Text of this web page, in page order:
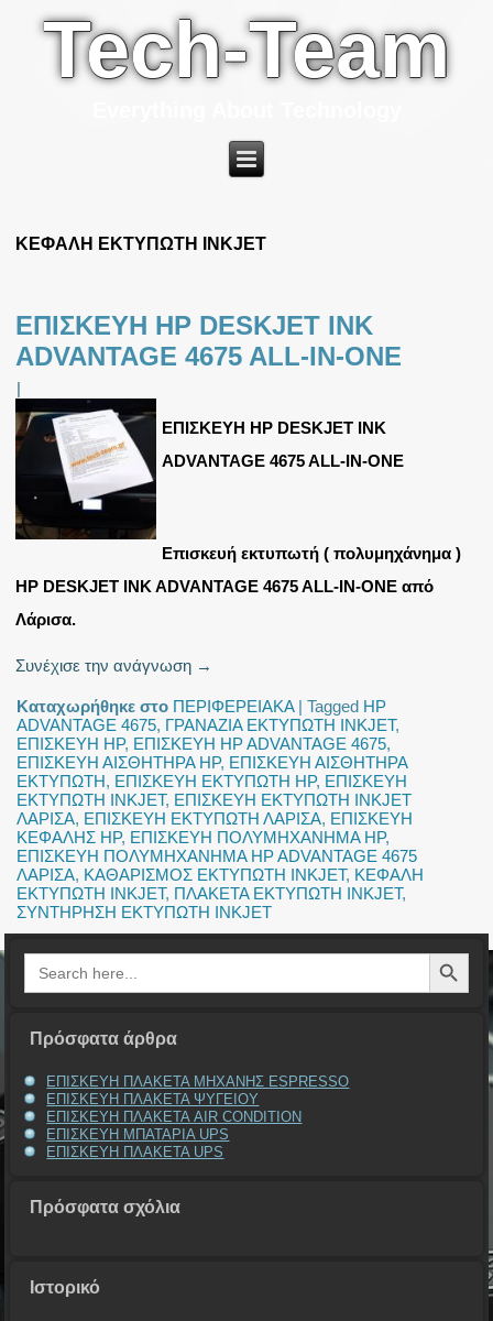
Tech-Team
ΚΕΦΑΛΗ ΕΚΤΥΠΩΤΗ INKJET
ΕΠΙΣΚΕΥΗ HP DESKJET INK
ADVANTAGE 4675 ALL-IN-ONE
|
ΕΠΙΣΚΕΥΗ HP DESKJET INK
ADVANTAGE 4675 ALL-IN-ONE
Επισκευή εκτυπωτή ( πολυμηχάνημα )
HP DESKJET INK ADVANTAGE 4675 ALL-IN-ONE από
Λάρισα.
Συνέχισε την ανάγνωση →
Καταχωρήθηκε στο ΠΕΡΙΦΕΡΕΙΑΚΑ|Tagged HP
ADVANTAGE 4675, ΓΡΑΝΑΖΙΑ ΕΚΤΥΠΩΤΗ INKJET,
ΕΠΙΣΚΕΥΗ HP, ΕΠΙΣΚΕΥΗ HP ADVANTAGE 4675,
ΕΠΙΣΚΕΥΗ ΑΙΣΘΗΤΗΡΑ HP, ΕΠΙΣΚΕΥΗ ΑΙΣΘΗΤΗΡΑ
ΕΚΤΥΠΩΤΗ, ΕΠΙΣΚΕΥΗ ΕΚΤΥΠΩΤΗ HP, ΕΠΙΣΚΕΥΗ
ΕΚΤΥΠΩΤΗ INKJET, ΕΠΙΣΚΕΥΗ ΕΚΤΥΠΩΤΗ INKJET
ΛΑΡΙΣΑ, ΕΠΙΣΚΕΥΗ ΕΚΤΥΠΩΤΗ ΛΑΡΙΣΑ, ΕΠΙΣΚΕΥΗ
ΚΕΦΑΛΗΣ HP, ΕΠΙΣΚΕΥΗ ΠΟΛΥΜΗΧΑΝΗΜΑ HP,
ΕΠΙΣΚΕΥΗ ΠΟΛΥΜΗΧΑΝΗΜΑ HP ADVANTAGE 4675
ΛΑΡΙΣΑ, ΚΑΘΑΡΙΣΜΟΣ ΕΚΤΥΠΩΤΗ INKJET, ΚΕΦΑΛΗ
ΕΚΤΥΠΩΤΗ INKJET, ΠΛΑΚΕΤΑ ΕΚΤΥΠΩΤΗ INKJET,
ΣΥΝΤΗΡΗΣΗ ΕΚΤΥΠΩΤΗ INKJET
Search
for:
Search Button
Πρόσφατα άρθρα
ΕΠΙΣΚΕΥΗ ΠΛΑΚΕΤΑ ΜΗΧΑΝΗΣ ESPRESSO
ΕΠΙΣΚΕΥΗ ΠΛΑΚΕΤΑ ΨΥΓΕΙΟΥ
ΕΠΙΣΚΕΥΗ ΠΛΑΚΕΤΑ AIR CONDITION
ΕΠΙΣΚΕΥΗ ΜΠΑΤΑΡΙΑ UPS
ΕΠΙΣΚΕΥΗ ΠΛΑΚΕΤΑ UPS
Πρόσφατα σχόλια
Ιστορικό